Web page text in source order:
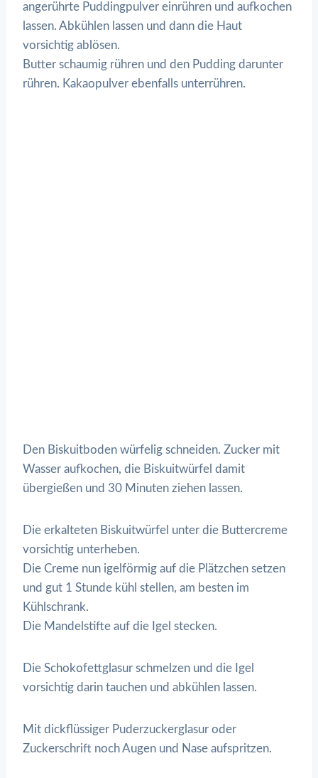
angerührte Puddingpulver einrühren und aufkochen
lassen. Abkühlen lassen und dann die Haut
vorsichtig ablösen.
Butter schaumig rühren und den Pudding darunter
rühren. Kakaopulver ebenfalls unterrühren.
Den Biskuitboden würfelig schneiden. Zucker mit
Wasser aufkochen, die Biskuitwürfel damit
übergießen und 30 Minuten ziehen lassen.
Die erkalteten Biskuitwürfel unter die Buttercreme
vorsichtig unterheben.
Die Creme nun igelförmig auf die Plätzchen setzen
und gut 1 Stunde kühl stellen, am besten im
Kühlschrank.
Die Mandelstifte auf die Igel stecken.
Die Schokofettglasur schmelzen und die Igel
vorsichtig darin tauchen und abkühlen lassen.
Mit dickflüssiger Puderzuckerglasur oder
Zuckerschrift noch Augen und Nase aufspritzen.